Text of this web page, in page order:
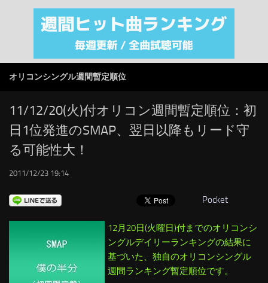
注目カテゴリ
オリジナルiTunes週間トップソング
RSS
LINKS
オリコンシングル週間暫定順位
11/12/20(火)付オリコン週間暫定順位：初
日1位発進のSMAP、翌日以降もリード守
る可能性大！
2011/12/23 19:14
Pocket
12月20日(火曜日)付までのオリコンシ
ングルデイリーランキングの結果に
基づいた、独自のオリコンシングル
週間ランキング暫定順位です。